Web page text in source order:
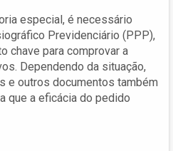
especial, é necessário
Previdenciário (PPP),
chave para comprovar a
Dependendo da situação,
e outros documentos também
que a eficácia do pedido